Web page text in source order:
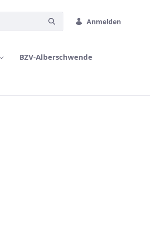
Anmelden
BZV-Alberschwende